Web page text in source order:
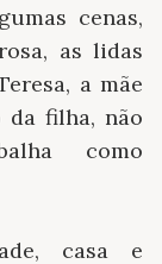
cenas,
as lidas
a mãe
da filha, não
como
casa e